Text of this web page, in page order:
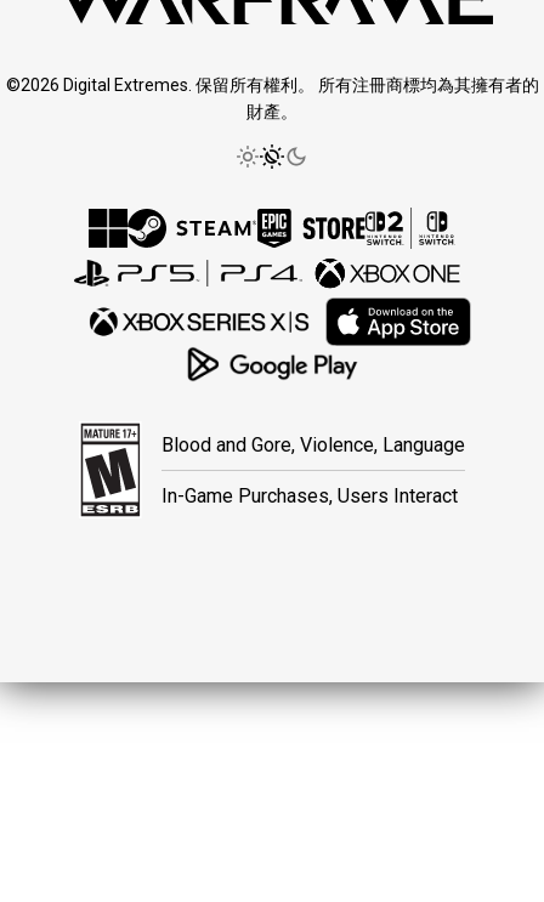
©2026 Digital Extremes. 保留所有權利。 所有注冊商標均為其擁有者的
財產。
Blood and Gore, Violence, Language
In-Game Purchases, Users Interact